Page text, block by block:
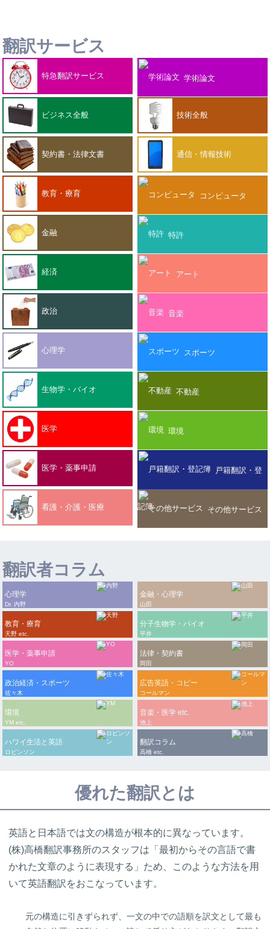
翻訳サービス
特急翻訳サービス
ビジネス全般
契約書・法律文書
教育・療育
金融
経済
政治
心理学
生物学・バイオ
医学
医学・薬事申請
看護・介護・医療
学術論文
技術全般
通信・情報技術
コンピュータ
特許
アート
音楽
スポーツ
不動産
環境
戸籍翻訳・登
記簿 その他サービス
翻訳者コラム
心理学
Dr. 内野
金融・心理学
山田
教育・療育
天野 etc.
分子生物学・バイオ
平井
医学・薬事申請
YO
法律・契約書
岡田
政治経済・スポーツ
佐々木
広告英語・コピー
コールマン
環境
YM etc.
音楽・医学 etc.
池上
ハワイ生活と英語
ロビンソン
翻訳コラム
高橋 etc.
優れた翻訳とは
英語と日本語では文の構造が根本的に異なっています。
(株)高橋翻訳事務所のスタッフは「最初からその言語で書
かれた文章のように表現する」ため、このような方法を用
いて英語翻訳をおこなっています。
元の構造に引きずられず、一文の中での語順を訳文として最も